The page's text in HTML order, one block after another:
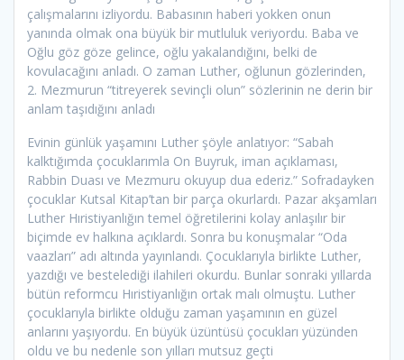
çalışmalarını izliyordu. Babasının haberi yokken onun
yanında olmak ona büyük bir mutluluk veriyordu. Baba ve
Oğlu göz göze gelince, oğlu yakalandığını, belki de
kovulacağını anladı. O zaman Luther, oğlunun gözlerinden,
2. Mezmurun “titreyerek sevinçli olun” sözlerinin ne derin bir
anlam taşıdığını anladı
Evinin günlük yaşamını Luther şöyle anlatıyor: “Sabah
kalktığımda çocuklarımla On Buyruk, iman açıklaması,
Rabbin Duası ve Mezmuru okuyup dua ederiz.” Sofradayken
çocuklar Kutsal Kitap’tan bir parça okurlardı. Pazar akşamları
Luther Hıristiyanlığın temel öğretilerini kolay anlaşılır bir
biçimde ev halkına açıklardı. Sonra bu konuşmalar “Oda
vaazları” adı altında yayınlandı. Çocuklarıyla birlikte Luther,
yazdığı ve bestelediği ilahileri okurdu. Bunlar sonraki yıllarda
bütün reformcu Hıristiyanlığın ortak malı olmuştu. Luther
çocuklarıyla birlikte olduğu zaman yaşamının en güzel
anlarını yaşıyordu. En büyük üzüntüsü çocukları yüzünden
oldu ve bu nedenle son yılları mutsuz geçti